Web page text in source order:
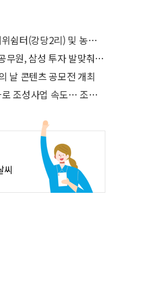
2026.08.07.혹서기 무더위쉼터(강당2리) 및 농작업안전관리자 사업 현장방문(김범수 부시장)
오세현 아산시장 “간부 공무원, 삼성 투자 발맞춰 전문성 높여야”
날 콘텐츠 공모전 개최
아산시, 초사동 회전교차로 조성사업 속도… 조기 착공 추진
씨